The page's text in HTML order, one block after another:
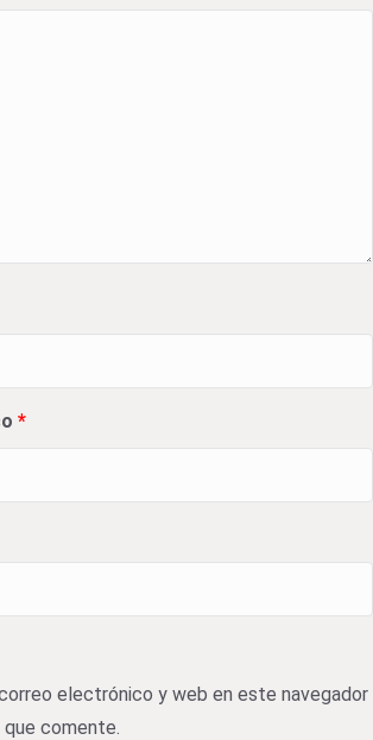
*
electrónico y web en este navegador
que comente.